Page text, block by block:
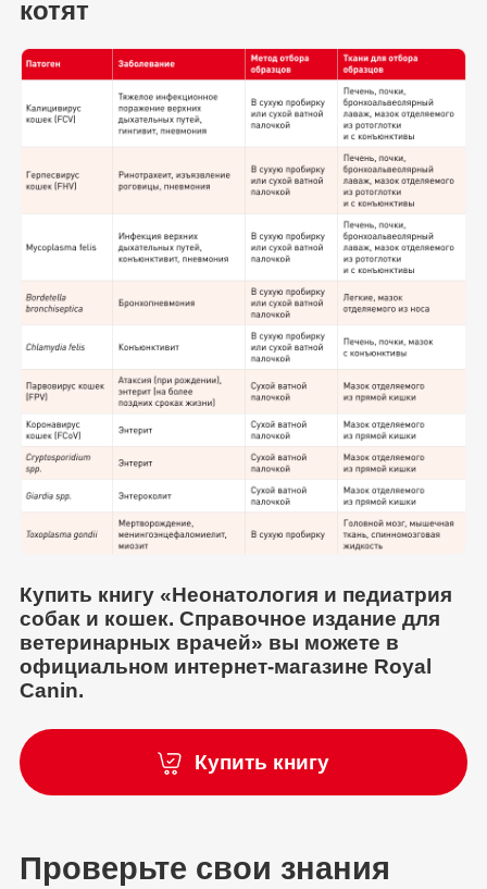
котят
Купить книгу «Неонатология и педиатрия
собак и кошек. Справочное издание для
ветеринарных врачей» вы можете в
официальном интернет-магазине Royal
Canin.
Купить книгу
Проверьте свои знания